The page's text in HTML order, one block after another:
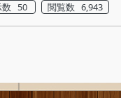
数 50 閲覧数 6,943